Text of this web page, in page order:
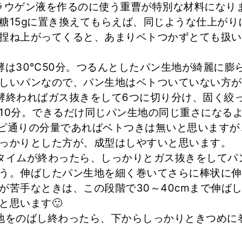
ウゲン液を作るのに使う重曹が特別な材料にな
15gに置き換えてもらえば、同じような仕上がり
ね上がってくると、あまりベトつかずとても扱
は30℃50分。つるんとしたパン生地が綺麗に膨
いパンなので、パン生地はベトついていない方が
終わればガス抜きをして6つに切り分け、固く絞
分。できるだけ同じパン生地の同じ重さになる
通りの分量であればベトつきは無いと思います
かりとした方が、成型はしやすいと思います。
イムが終わったら、しっかりとガス抜きをして
。伸ばしたパン生地を細く巻いてさらに棒状に
苦手なときは、この段階で30～40cmまで伸ば
思います🙂
をのばし終わったら、下からしっかりときつめ